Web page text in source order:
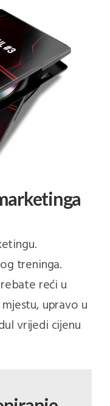
treninga.
reći u
upravo u
vrijedi cijenu